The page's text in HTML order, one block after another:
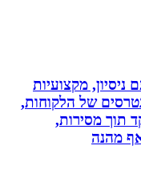
מקצועיות
של הלקוחות,
מסירות,